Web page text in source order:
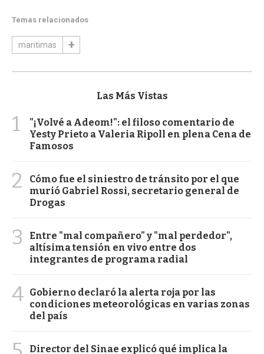
Temas relacionados
maritimas
Las Más Vistas
1
"¡Volvé a Adeom!": el filoso comentario de
Yesty Prieto a Valeria Ripoll en plena Cena de
Famosos
2
Cómo fue el siniestro de tránsito por el que
murió Gabriel Rossi, secretario general de
Drogas
3
Entre "mal compañero" y "mal perdedor",
altísima tensión en vivo entre dos
integrantes de programa radial
4 Gobierno declaró la alerta roja por las
condiciones meteorológicas en varias zonas
del país
Director del Sinae explicó qué implica la